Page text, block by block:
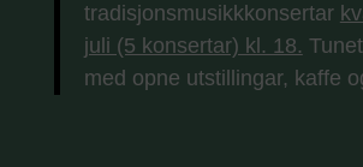
tradisjonsmusikkkonsertar
juli (5 konsertar) kl. 18.
med opne utstillingar, kaffe